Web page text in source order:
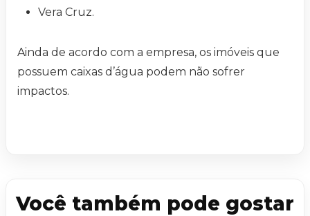
Vera Cruz.
Ainda de acordo com a empresa, os imóveis que
possuem caixas d’água podem não sofrer
impactos.
Você também pode gostar